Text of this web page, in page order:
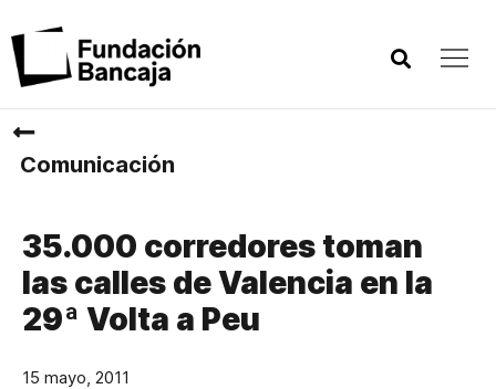
Comunicación
35.000 corredores toman
las calles de Valencia en la
29ª Volta a Peu
15 mayo, 2011